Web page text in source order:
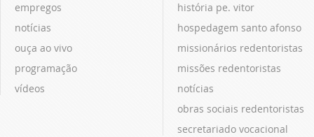
empregos
notícias
ouça ao vivo
programação
vídeos
história pe. vitor
hospedagem santo afonso
missionários redentoristas
missões redentoristas
notícias
obras sociais redentoristas
secretariado vocacional